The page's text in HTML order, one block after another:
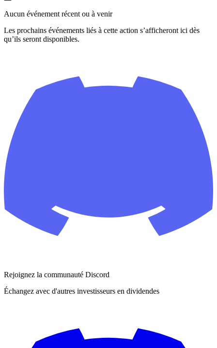
Aucun événement récent ou à venir
Les prochains événements liés à cette action s’afficheront ici dès
qu’ils seront disponibles.
Rejoignez la communauté Discord
Échangez avec d'autres investisseurs en dividendes